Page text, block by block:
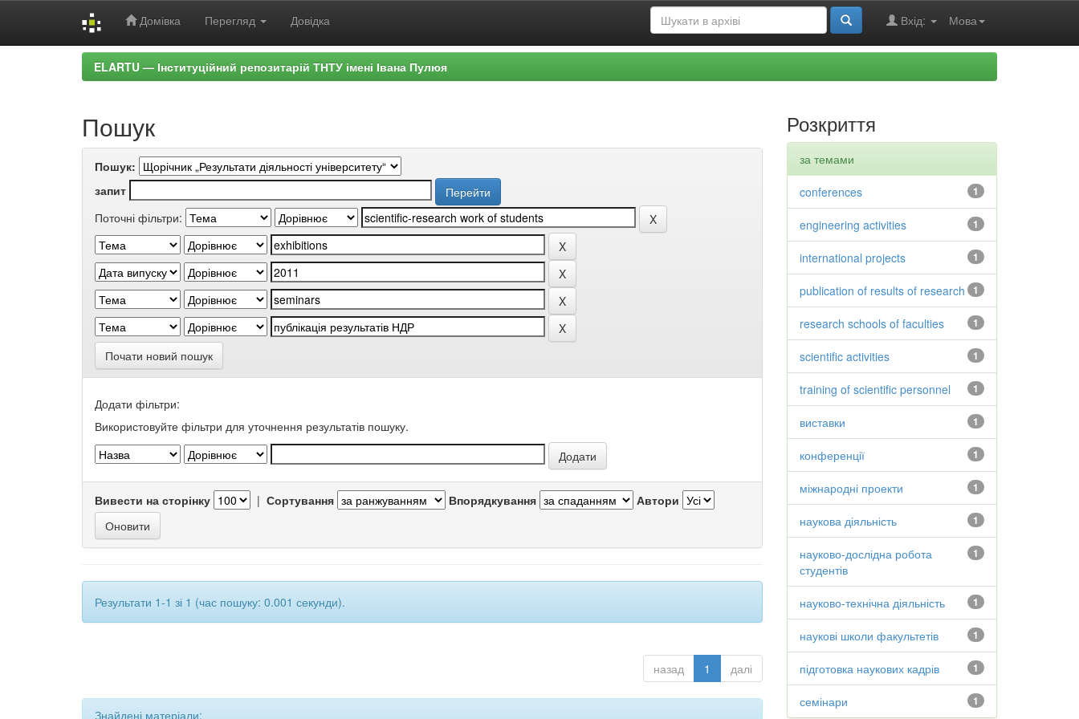
Домівка Перегляд Довідка Мова
Вхід:
ELARTU — Інституційний репозитарій ТНТУ імені Івана Пулюя
Пошук
Пошук:
запит
Поточні фільтри:
Почати новий пошук
Додати фільтри:
Використовуйте фільтри для уточнення результатів пошуку.
Вивести на сторінку | Сортування Впорядкування Автори
Результати 1-1 зі 1 (час пошуку: 0.001 секунди).
назад 1 далі
Знайдені матеріали:
Розкриття
за темами
1
conferences
1
engineering activities
1
international projects
1
publication of results of research
1
research schools of faculties
1
scientific activities
1
training of scientific personnel
1
виставки
1
конференції
1
міжнародні проекти
1
наукова діяльність
1
науково-дослідна робота
студентів
1
науково-технічна діяльність
1
наукові школи факультетів
1
підготовка наукових кадрів
1
семінари